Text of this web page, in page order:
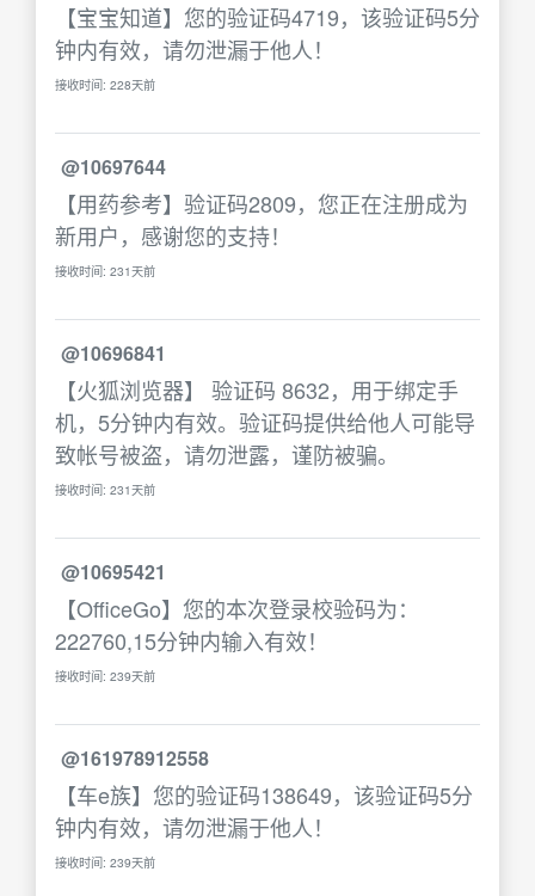
【宝宝知道】您的验证码4719，该验证码5分
钟内有效，请勿泄漏于他人！
接收时间: 228天前
@10697644
【用药参考】验证码2809，您正在注册成为
新用户，感谢您的支持！
接收时间: 231天前
@10696841
【火狐浏览器】 验证码 8632，用于绑定手
机，5分钟内有效。验证码提供给他人可能导
致帐号被盗，请勿泄露，谨防被骗。
接收时间: 231天前
@10695421
【OfficeGo】您的本次登录校验码为：
222760,15分钟内输入有效！
接收时间: 239天前
@161978912558
【车e族】您的验证码138649，该验证码5分
钟内有效，请勿泄漏于他人！
接收时间: 239天前